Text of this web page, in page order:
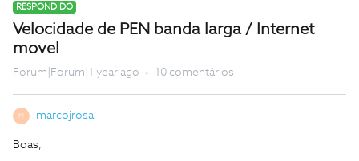
RESPONDIDO
Velocidade de PEN banda larga / Internet
movel
Forum|Forum|1 year ago 10 comentários
M marcojrosa
Boas,